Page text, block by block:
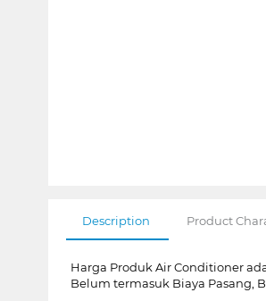
Description Product
Harga Produk Air Conditioner
Belum termasuk Biaya Pasang,